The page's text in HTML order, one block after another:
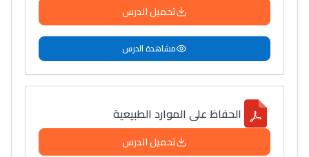
تحميل الدرس
مشاهدة الدرس
الحفاظ على الموارد الطبيعية
تحميل الدرس